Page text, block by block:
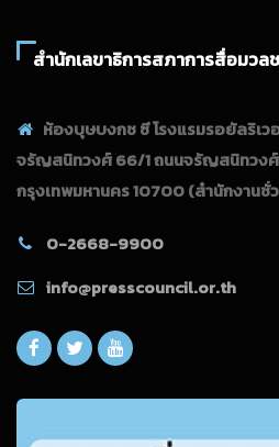
สำนักเลขาธิการสภาการสื่อมวล
ห้องบุษบงกช ซี โรงแรมรอยัลริเว
จรัญสนิทวงศ์ 66/1 ถนนจรัญสนิทวง
กรุงเทพมหานคร 10700(สำนักงานชั่
0-2668-9900
info@presscouncil.or.th